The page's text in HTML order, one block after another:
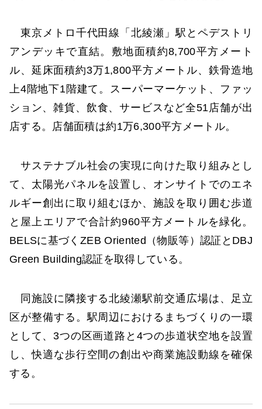
東京メトロ千代田線「北綾瀬」駅とペデストリ
アンデッキで直結。敷地面積約8,700平方メート
ル、延床面積約3万1,800平方メートル、鉄骨造地
上4階地下1階建て。スーパーマーケット、ファッ
ション、雑貨、飲食、サービスなど全51店舗が出
店する。店舗面積は約1万6,300平方メートル。
サステナブル社会の実現に向けた取り組みとし
て、太陽光パネルを設置し、オンサイトでのエネ
ルギー創出に取り組むほか、施設を取り囲む歩道
と屋上エリアで合計約960平方メートルを緑化。
BELSに基づくZEB Oriented（物販等）認証とDBJ
Green Building認証を取得している。
同施設に隣接する北綾瀬駅前交通広場は、足立
区が整備する。駅周辺におけるまちづくりの一環
として、3つの区画道路と4つの歩道状空地を設置
し、快適な歩行空間の創出や商業施設動線を確保
する。